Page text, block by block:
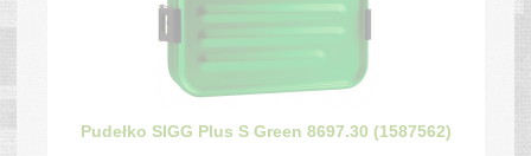
Pudełko SIGG Plus S Green 8697.30 (1587562)